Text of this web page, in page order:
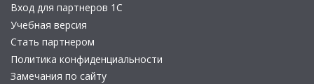
Вход для партнеров 1С
Учебная версия
Стать партнером
Политика конфиденциальности
Замечания по сайту